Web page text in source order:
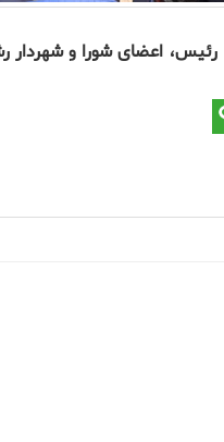
رئیس، اعضای شورا و شهردار